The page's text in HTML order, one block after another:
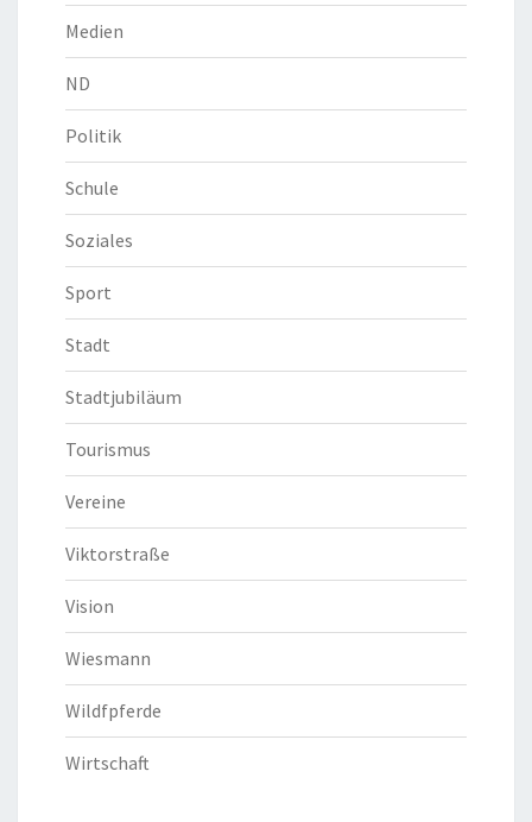
Medien
ND
Politik
Schule
Soziales
Sport
Stadt
Stadtjubiläum
Tourismus
Vereine
Viktorstraße
Vision
Wiesmann
Wildfpferde
Wirtschaft